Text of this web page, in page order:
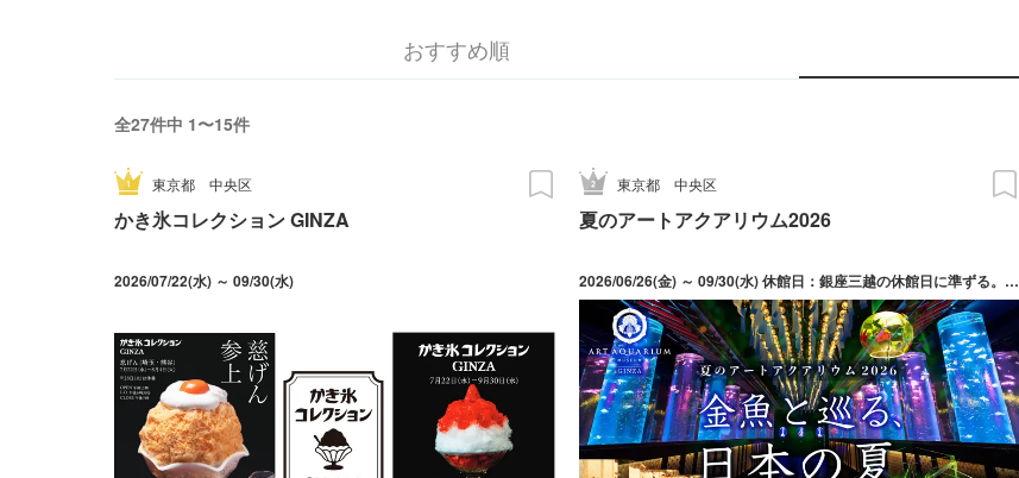
おすすめ順
全27件中 1〜15件
東京都 中央区
かき氷コレクション GINZA
2026/07/22(水) ～ 09/30(水)
東京都中央区
夏のアートアクアリウム2026
2026/06/26(金) ～ 09/30(水) 休館日：銀座三越の休館日に準ずる。加えて、メンテナンス等により不定期で休館の場合があります。詳細は公式サイトをご確認ください。